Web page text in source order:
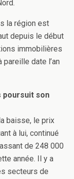
la région est
depuis le début
immobilières
pareille date l’an
poursuit son
baisse, le prix
à lui, continué
de 248 000
année. Il y a
secteurs de